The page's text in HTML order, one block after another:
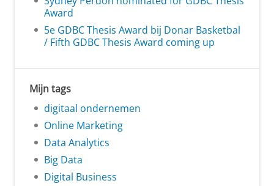
Award
5e GDBC Thesis Award bij Donar Basketbal
/ Fifth GDBC Thesis Award coming up
Mijn tags
digitaal ondernemen
Online Marketing
Data Analytics
Big Data
Digital Business